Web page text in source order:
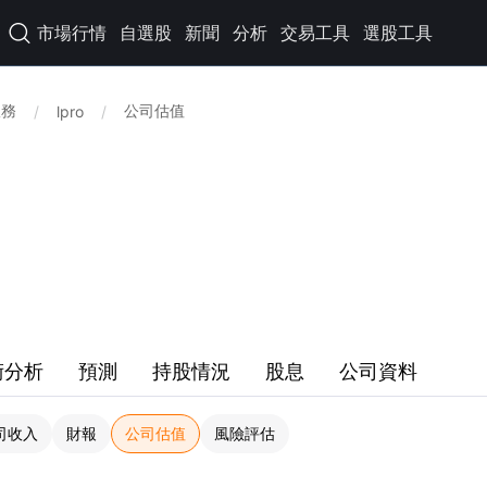
 市場行情 自選股 新聞 分析 交易工具 選股工具
/ lpro / 公司估值
析 預測 持股情況 股息 公司資料
收入 財報 公司估值 風險評估